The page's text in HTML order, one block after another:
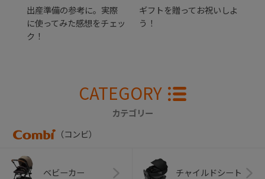
出産準備の参考に。実際
に使ってみた感想をチェッ
ク！
ギフトを贈ってお祝いしよ
う！
CATEGORY
カテゴリー
（コンビ）
ベビーカー チャイルドシート